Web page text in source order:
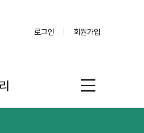
로그인 회원가입